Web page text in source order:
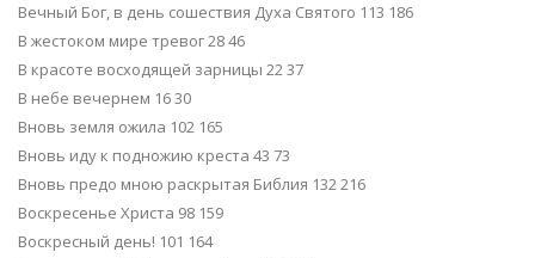
Вечный Бог, в день сошествия Духа Святого 113 186
В жестоком мире тревог 28 46
В красоте восходящей зарницы 22 37
В небе вечернем 16 30
Вновь земля ожила 102 165
Вновь иду к подножию креста 43 73
Вновь предо мною раскрытая Библия 132 216
Воскресенье Христа 98 159
Воскресный день! 101 164